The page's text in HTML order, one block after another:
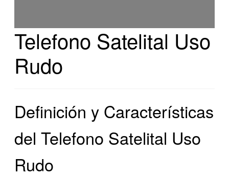
Telefono Satelital Uso
Rudo
Definición y Características
del Telefono Satelital Uso
Rudo